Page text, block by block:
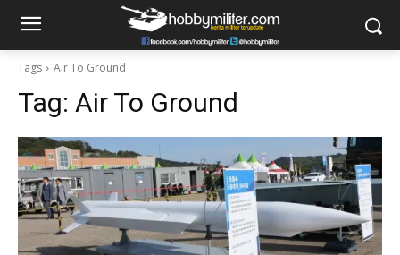
Tags Air To Ground
Tag: Air To Ground